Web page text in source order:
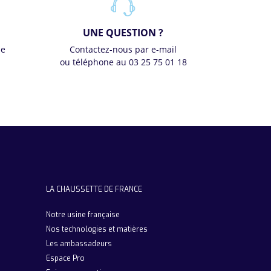
UNE QUESTION ?
Contactez-nous par e-mail
ou téléphone au 03 25 75 01 18
LA CHAUSSETTE DE FRANCE
Notre usine française
Nos technologies et matières
Les ambassadeurs
Espace Pro